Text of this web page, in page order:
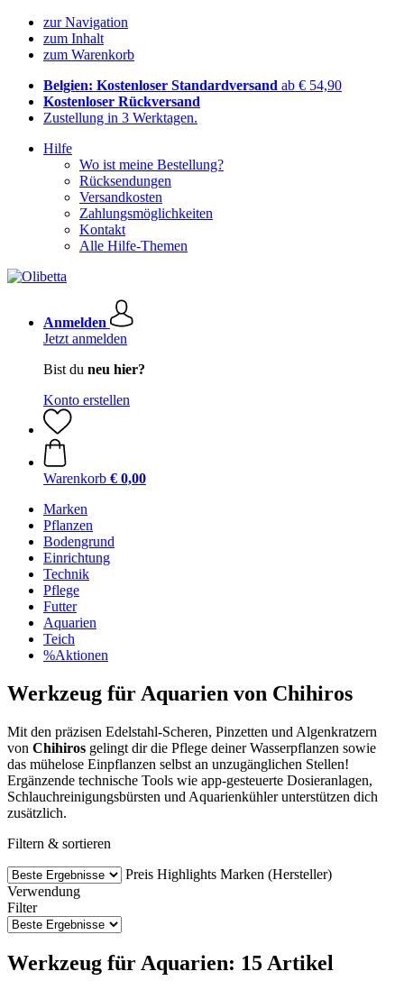
zur Navigation
zum Inhalt
zum Warenkorb
Belgien: Kostenloser Standardversand ab € 54,90
Kostenloser Rückversand
Zustellung in 3 Werktagen.
Hilfe
Wo ist meine Bestellung?
Rücksendungen
Versandkosten
Zahlungsmöglichkeiten
Kontakt
Alle Hilfe-Themen
Anmelden
Jetzt anmelden
Bist du neu hier?
Konto erstellen
Warenkorb € 0,00
Marken
Pflanzen
Bodengrund
Einrichtung
Technik
Pflege
Futter
Aquarien
Teich
%Aktionen
Werkzeug für Aquarien von Chihiros
Mit den präzisen Edelstahl-Scheren, Pinzetten und Algenkratzern
von Chihiros gelingt dir die Pflege deiner Wasserpflanzen sowie
das mühelose Einpflanzen selbst an unzugänglichen Stellen!
Ergänzende technische Tools wie app-gesteuerte Dosieranlagen,
Schlauchreinigungsbürsten und Aquarienkühler unterstützen dich
zusätzlich.
Filtern & sortieren
Preis Highlights Marken (Hersteller)
Verwendung
Filter
Werkzeug für Aquarien: 15 Artikel